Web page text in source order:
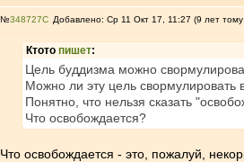
№348727 Добавлено: Ср 11 Окт 17, 11:27 (9 лет
Ктото пишет:
Цель буддизма можно
Можно ли эту цель свормулировать
Понятно, что нельзя сказать
Что освобождается?
Что освобождается - это, пожалуй,